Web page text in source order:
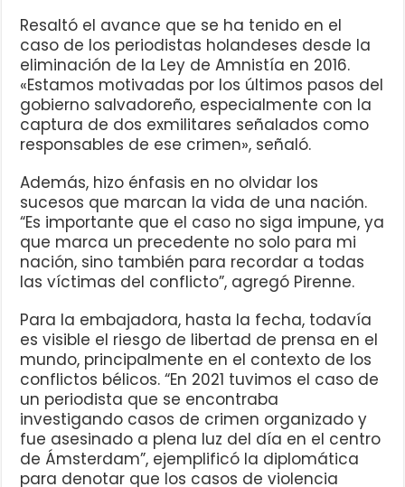
Resaltó el avance que se ha tenido en el
caso de los periodistas holandeses desde la
eliminación de la Ley de Amnistía en 2016.
«Estamos motivadas por los últimos pasos del
gobierno salvadoreño, especialmente con la
captura de dos exmilitares señalados como
responsables de ese crimen», señaló.
Además, hizo énfasis en no olvidar los
sucesos que marcan la vida de una nación.
“Es importante que el caso no siga impune, ya
que marca un precedente no solo para mi
nación, sino también para recordar a todas
las víctimas del conflicto”, agregó Pirenne.
Para la embajadora, hasta la fecha, todavía
es visible el riesgo de libertad de prensa en el
mundo, principalmente en el contexto de los
conflictos bélicos. “En 2021 tuvimos el caso de
un periodista que se encontraba
investigando casos de crimen organizado y
fue asesinado a plena luz del día en el centro
de Ámsterdam”, ejemplificó la diplomática
para denotar que los casos de violencia